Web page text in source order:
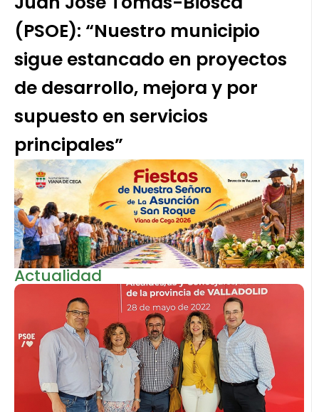
(PSOE): “Nuestro municipio
sigue estancado en proyectos
de desarrollo, mejora y por
supuesto en servicios
principales”
Actualidad